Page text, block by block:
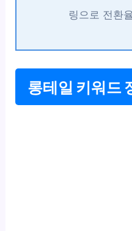
링으로 전환
롱테일 키워드